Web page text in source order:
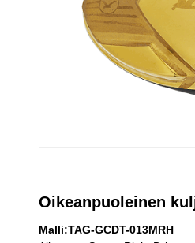
Oikeanpuoleinen
Malli:TAG-GCDT-013MRH